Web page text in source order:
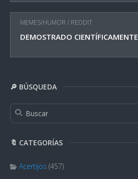
MEMES/HUMOR / REDDIT
DEMOSTRADO CIENTÍFICAMENTE
🔎 BÚSQUEDA
🔖 CATEGORÍAS
Acertijos (457)